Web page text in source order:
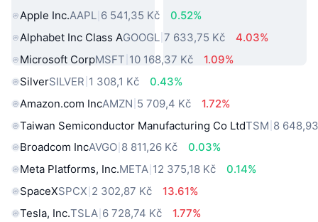
Apple Inc.AAPL 6 541,35 Kč
0.52%
Alphabet Inc Class AGOOGL 7 633,75 Kč
4.03%
Microsoft CorpMSFT 10 168,37 Kč
1.09%
SilverSILVER 1 308,1 Kč
0.43%
Amazon.com IncAMZN 5 709,4 Kč
1.72%
Taiwan Semiconductor Manufacturing Co LtdTSM 8
Broadcom IncAVGO 8 811,26 Kč
0.03%
Meta Platforms, Inc.META 12 375,18 Kč
0.14%
SpaceXSPCX 2 302,87 Kč
13.61%
Tesla, Inc.TSLA 6 728,74 Kč
1.77%